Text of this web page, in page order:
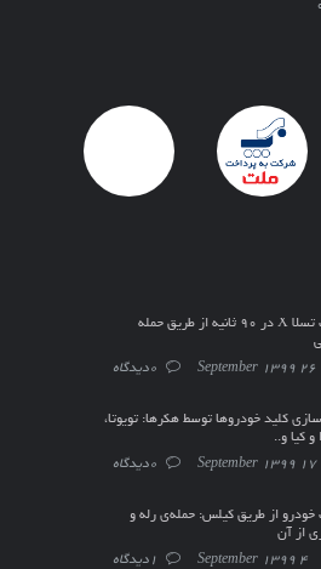
سرقت تسلا X در ۹۰ ثانیه از طریق حمله
26 September 1399
0دیدگاه
کلید خودروها توسط هکرها: تویوتا،
و کیا و..
17 September 1399
0دیدگاه
از طریق کیلس: حمله‌ی رله و
از آن
4 September 1399
1دیدگاه